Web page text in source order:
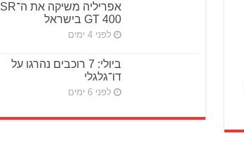
אפריליה משיקה את ה־SR
GT 400 בישראל
לפני 4 ימים
ביולי: 7 רוכבים נהרגו על
דו־גלגלי
לפני 6 ימים